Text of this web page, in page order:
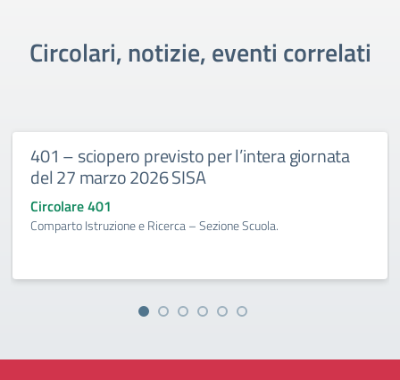
Circolari, notizie, eventi correlati
401 – sciopero previsto per l’intera giornata
del 27 marzo 2026 SISA
Circolare 401
Comparto Istruzione e Ricerca – Sezione Scuola.